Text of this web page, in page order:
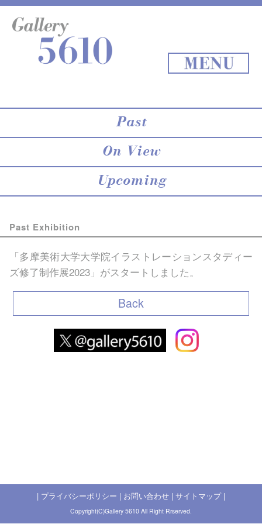
MENU
Exhibition
About 5610
Archives
Map
online store
Staff Blog
Past
On View
Upcoming
Past Exhibition
「多摩美術大学大学院イラストレーションスタディー
ズ修了制作展2023」がスタートしました。
Back
| プライバシーポリシー | お問い合わせ | サイトマップ |
Copyright(C)Gallery 5610 All Right Rrserved.